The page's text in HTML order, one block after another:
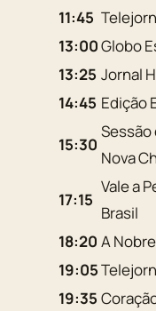
11:45
13:00Globo
13:25 Jornal
14:45 Edição
15:30
Sessão
Nova
17:15
Vale a
Brasil
18:20 A
19:05
19:35